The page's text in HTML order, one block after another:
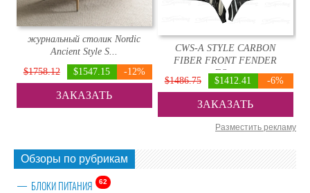
журнальный столик Nordic
Ancient Style S...
$1758.12
$1547.15 -12%
ЗАКАЗАТЬ
CWS-A STYLE CARBON
FIBER FRONT FENDER
FO...
$1486.75 $1412.41 -6%
ЗАКАЗАТЬ
Разместить рекламу
Обзоры по рубрикам
62
БЛОКИ ПИТАНИЯ